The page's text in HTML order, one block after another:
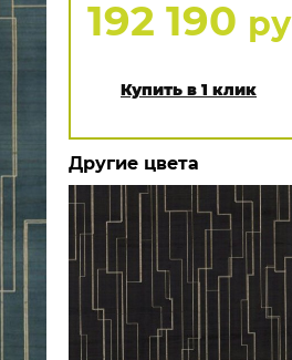
192 190
Купить в 1 клик
Другие цвета